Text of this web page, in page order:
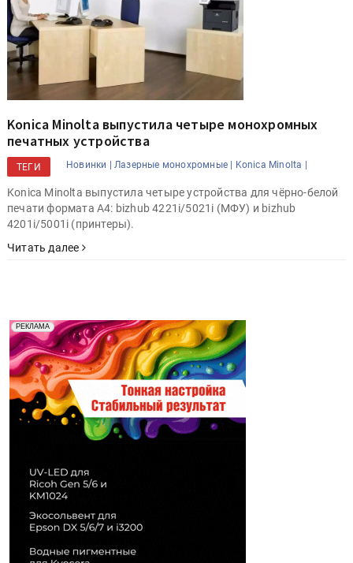
Konica Minolta выпустила четыре монохромных
печатных устройства
ТЕГИ Новинки | Лазерные монохромные | Konica Minolta |
Konica Minolta выпустила четыре устройства для чёрно-белой
печати формата A4: bizhub 4221i/5021i (МФУ) и bizhub
4201i/5001i (принтеры).
Читать далее
РЕКЛАМА
Реклама. Рекламодатель ООО "Передовые Системы
Печати" erid: 2SDnjd2d4Qz